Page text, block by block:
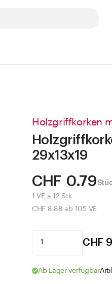
Holzgriffkorken
29x13x19
CHF 0.79
1 VE à 12 Stk.
CHF 8.88 ab 105 VE
CHF
Ab Lager verfügbar